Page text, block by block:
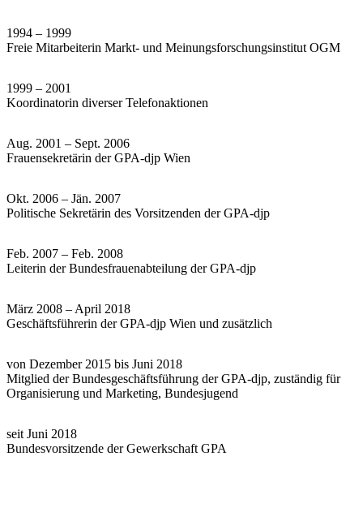
1994 – 1999
Freie Mitarbeiterin Markt- und Meinungsforschungsinstitut OGM
1999 – 2001
Koordinatorin diverser Telefonaktionen
Aug. 2001 – Sept. 2006
Frauensekretärin der GPA-djp Wien
Okt. 2006 – Jän. 2007
Politische Sekretärin des Vorsitzenden der GPA-djp
Feb. 2007 – Feb. 2008
Leiterin der Bundesfrauenabteilung der GPA-djp
März 2008 – April 2018
Geschäftsführerin der GPA-djp Wien und zusätzlich
von Dezember 2015 bis Juni 2018
Mitglied der Bundesgeschäftsführung der GPA-djp, zuständig für
Organisierung und Marketing, Bundesjugend
seit Juni 2018
Bundesvorsitzende der Gewerkschaft GPA